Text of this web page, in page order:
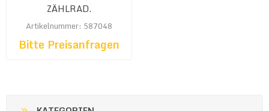
ZÄHLRAD.
Artikelnummer: 587048
Bitte Preisanfragen